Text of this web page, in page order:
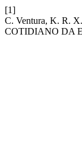
[1]
C. Ventura, K. R.
COTIDIANO DA